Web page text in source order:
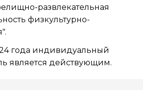
развлекательная
физкультурно-
года индивидуальный
является действующим.